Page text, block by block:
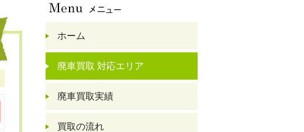
ホーム
廃車買取 対応エリア
廃車買取実績
買取の流れ